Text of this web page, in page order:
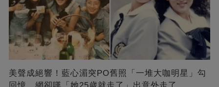
美聲成絕響！藍心湄突PO舊照「一堆大咖明星」勾